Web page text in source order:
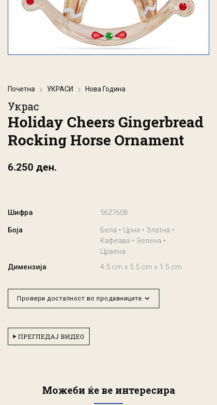
Почетна УКРАСИ Нова Година
Украс
Holiday Cheers Gingerbread
Rocking Horse Ornament
6.250 ден.
Шифра
5627608
Боја
Бела • Црна • Златна •
Кафеава • Зелена •
Црвена
Димензија
4.5 cm x 5.5 cm x 1.5 cm
Провери достапност во продавниците
ПРЕГЛЕДАЈ ВИДЕО
Можеби ќе ве интересира